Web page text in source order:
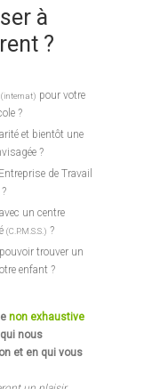
à
?
(internat) pour votre
?
et bientôt une
?
de Travail
un centre
(C.P.M.S.S.) ?
trouver un
enfant ?
non exhaustive
nous
et en qui vous